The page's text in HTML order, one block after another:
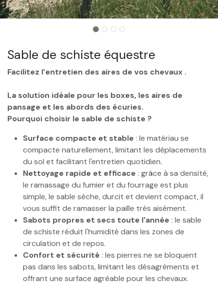
Sable de schiste équestre
Facilitez l’entretien des aires de vos chevaux .
La solution idéale pour les boxes, les aires de
pansage et les abords des écuries.
Pourquoi choisir le sable de schiste ?
Surface compacte et stable : le matériau se
compacte naturellement, limitant les déplacements
du sol et facilitant l'entretien quotidien.
Nettoyage rapide et efficace : grâce à sa densité,
le ramassage du fumier et du fourrage est plus
simple, le sable sèche, durcit et devient compact, il
vous suffit de ramasser la paille très aisément.
Sabots propres et secs toute l'année : le sable
de schiste réduit l'humidité dans les zones de
circulation et de repos.
Confort et sécurité : les pierres ne se bloquent
pas dans les sabots, limitant les désagréments et
offrant une surface agréable pour les chevaux.